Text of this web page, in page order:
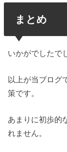
まとめ
いかがでしたで
以上が当ブログ
策です。
あまりに初歩的
れません。